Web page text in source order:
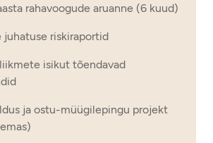
rahavoogude aruanne (6 kuud)
riskiraportid
isikut tõendavad
ja ostu-müügilepingu projekt